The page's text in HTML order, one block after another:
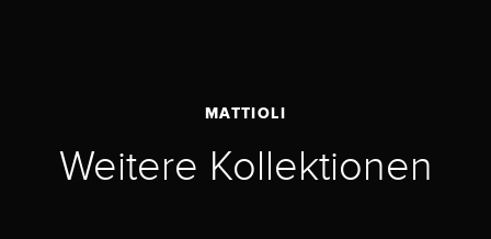
MATTIOLI
Weitere Kollektionen